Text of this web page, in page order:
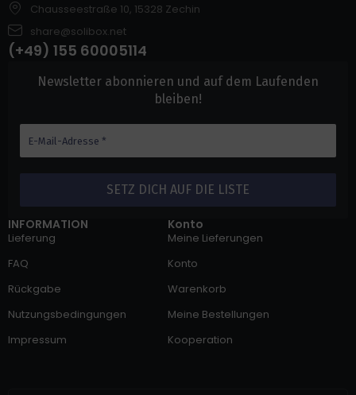
Chausseestraße 10, 15328 Zechin
share@solibox.net
(+49) 155 60005114
INFORMATION
Lieferung
FAQ
Rückgabe
Nutzungsbedingungen
Impressum
Konto
Meine Lieferungen
Konto
Warenkorb
Meine Bestellungen
Kooperation
Newsletter abonnieren und auf dem Laufenden
bleiben!